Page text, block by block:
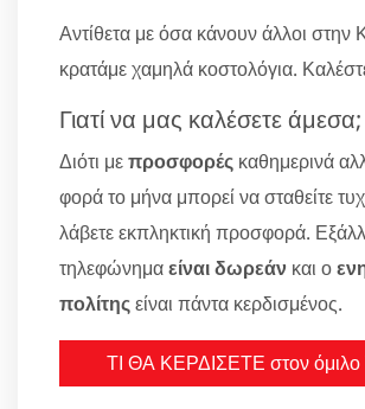
Αντίθετα με όσα κάνουν άλλοι στην
κρατάμε χαμηλά κοστολόγια.
Γιατί να μας καλέσετε άμεσα;
Διότι μεπροσφορές καθημερινά
φορά το μήνα μπορεί να σταθείτε
λάβετε εκπληκτική προσφορά.
τηλεφώνημαείναι δωρεάν και ο
πολίτηςείναι πάντα κερδισμένος.
ΤΙ ΘΑ ΚΕΡΔΙΣΕΤΕ στον